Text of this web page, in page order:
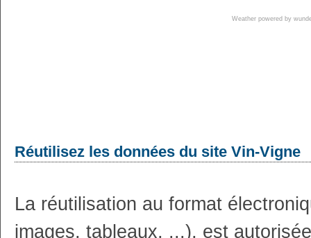
Weather powered by
Réutilisez les données du site Vin-Vigne
La réutilisation au format
images, tableaux, ...), est